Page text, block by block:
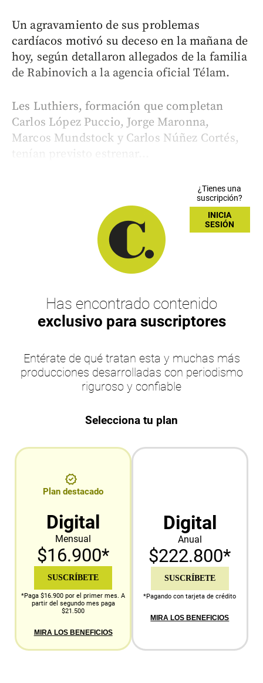
Un agravamiento de sus problemas
cardíacos motivó su deceso en la mañana de
hoy, según detallaron allegados de la familia
de Rabinovich a la agencia oficial Télam.
Les Luthiers, formación que completan
Carlos López Puccio, Jorge Maronna,
Marcos Mundstock y Carlos Núñez Cortés,
tenían previsto estrenar...
¿Tienes una
suscripción?
INICIA
SESIÓN
Has encontrado contenido
exclusivo para suscriptores
Entérate de qué tratan esta y muchas más
producciones desarrolladas con periodismo
riguroso y confiable
Selecciona tu plan
Plan destacado
Digital
Mensual
$16.900*
SUSCRÍBETE
*Paga $16.900 por el primer mes. A
partir del segundo mes paga
$21.500
MIRA LOS BENEFICIOS
Digital
Anual
$222.800*
SUSCRÍBETE
*Pagando con tarjeta de crédito
MIRA LOS BENEFICIOS